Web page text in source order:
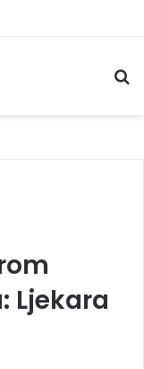
10.000 KM
Ljekara